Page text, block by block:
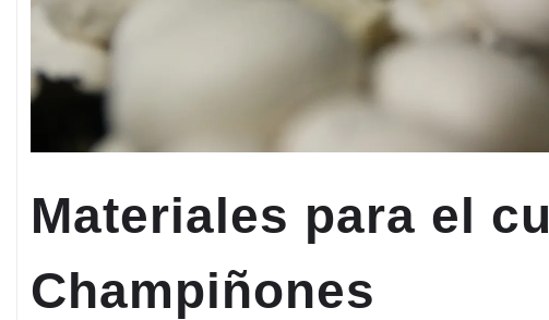
Materiales para el
Champiñones